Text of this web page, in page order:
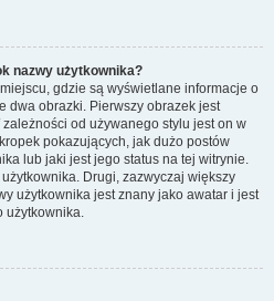
nazwy użytkownika?
gdzie są wyświetlane informacje o
dwa obrazki. Pierwszy obrazek jest
od używanego stylu jest on w
pokazujących, jak dużo postów
lub jaki jest jego status na tej witrynie.
Drugi, zazwyczaj większy
użytkownika jest znany jako awatar i jest
użytkownika.